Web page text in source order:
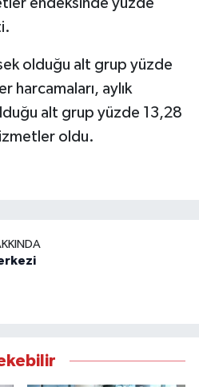
olduğu alt grup yüzde
harcamaları, aylık
alt grup yüzde 13,28
oldu.